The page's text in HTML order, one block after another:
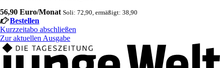
56,90 Euro/Monat Soli: 72,90, ermäßigt: 38,90
Bestellen
Kurzzeitabo abschließen
Zur aktuellen Ausgabe